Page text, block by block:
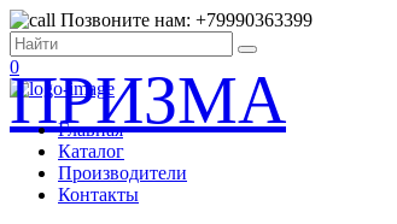
Позвоните нам: +79990363399
0
ПРИЗМА
Главная
Каталог
Производители
Контакты